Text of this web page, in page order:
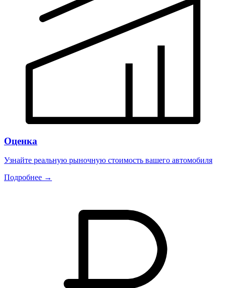
Оценка
Узнайте реальную рыночную стоимость вашего автомобиля
Подробнее →